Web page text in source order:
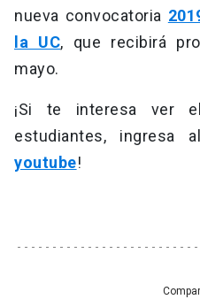
nueva convocatoria
la UC, que recibirá
mayo.
¡Si te interesa ver
estudiantes, ingresa
youtube!